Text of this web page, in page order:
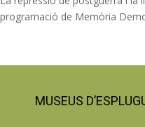
programació de Memòria
MUSEUS